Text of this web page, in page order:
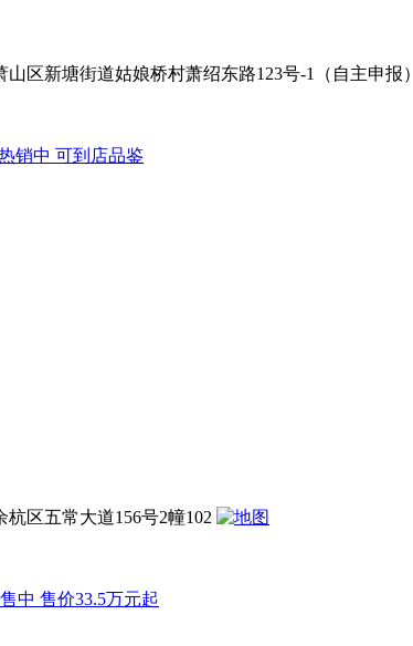
山区新塘街道姑娘桥村萧绍东路123号-1（自主申报）
销中 可到店品鉴
杭区五常大道156号2幢102
中 售价33.5万元起